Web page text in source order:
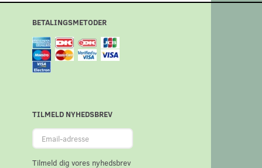
BETALINGSMETODER
TILMELD NYHEDSBREV
Email-
adresse
Tilmeld dig vores nyhedsbrev